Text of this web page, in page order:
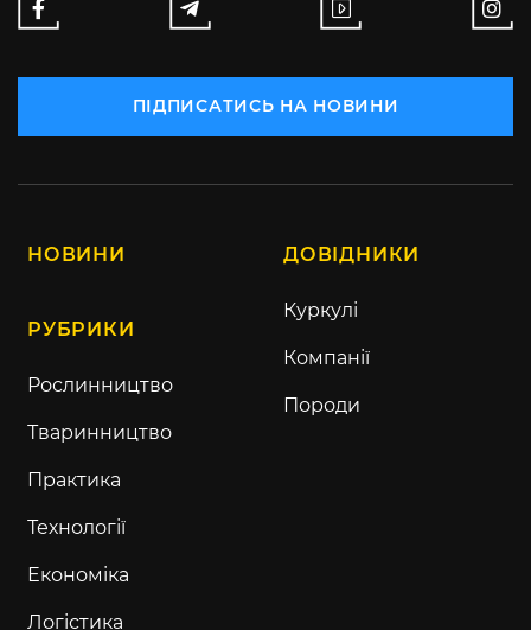
ПІДПИСАТИСЬ НА НОВИНИ
НОВИНИ
РУБРИКИ
Рослинництво
Тваринництво
Практика
Технології
Економіка
Логістика
ДОВІДНИКИ
Куркулі
Компанії
Породи